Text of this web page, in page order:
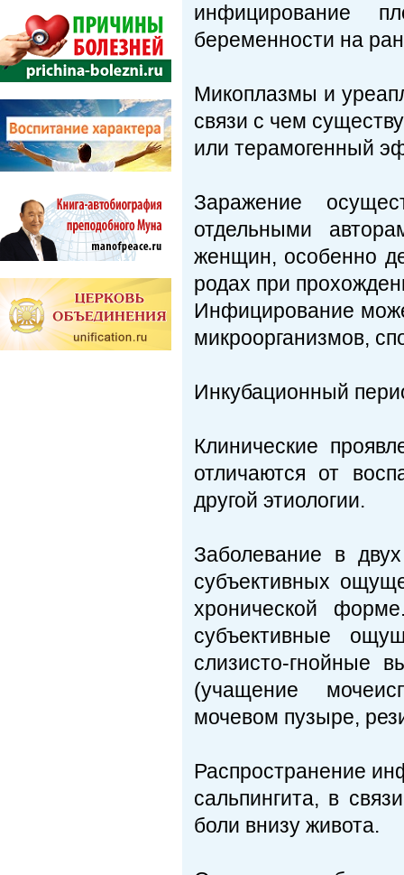
инфицирование
беременности на
Микоплазмы и
связи с чем
или терамогенный
Заражение
отдельными
женщин, особенно
родах при
Инфицирование
микроорганизмов,
Инкубационный
Клинические
отличаются от
другой этиологии.
Заболевание в
субъективных
хронической
субъективные
слизисто-гнойные
(учащение
мочевом пузыре,
Распространение
сальпингита, в
боли внизу живота.